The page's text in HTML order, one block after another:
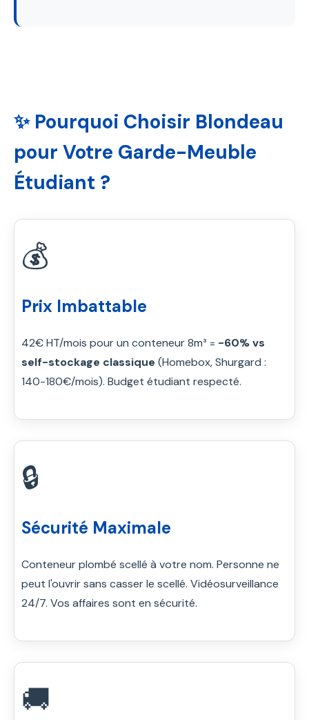
✨ Pourquoi Choisir Blondeau
pour Votre Garde-Meuble
Étudiant ?
💰
Prix Imbattable
42€ HT/mois pour un conteneur 8m³ = -60% vs
self-stockage classique (Homebox, Shurgard :
140-180€/mois). Budget étudiant respecté.
🔒
Sécurité Maximale
Conteneur plombé scellé à votre nom. Personne ne
peut l'ouvrir sans casser le scellé. Vidéosurveillance
24/7. Vos affaires sont en sécurité.
🚚